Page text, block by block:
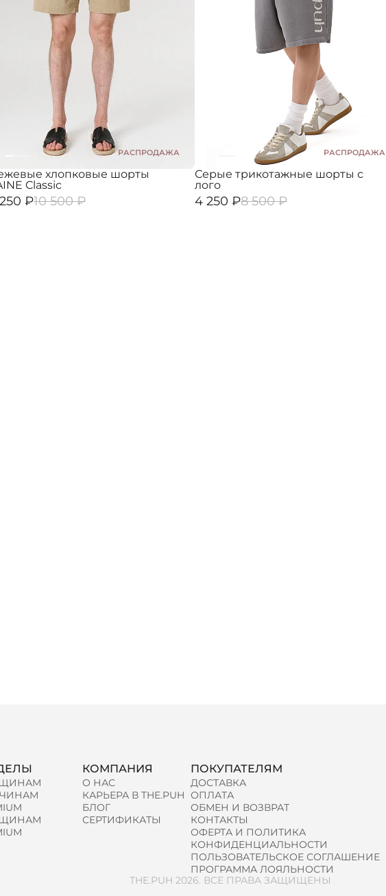
РАСПРОДАЖА
хлопковые шорты
Classic
₽10 500 ₽
РАСПРОДАЖА
Серые трикотажные шорты с
лого
4 250 ₽8 500 ₽
КОМПАНИЯ
О НАС
КАРЬЕРА В THE.PUH
БЛОГ
СЕРТИФИКАТЫ
ПОКУПАТЕЛЯМ
ДОСТАВКА
ОПЛАТА
ОБМЕН И ВОЗВРАТ
КОНТАКТЫ
ОФЕРТА И ПОЛИТИКА
КОНФИДЕНЦИАЛЬНОСТИ
ПОЛЬЗОВАТЕЛЬСКОЕ СОГЛАШЕНИЕ
ПРОГРАММА ЛОЯЛЬНОСТИ
THE.PUH 2026. ВСЕ ПРАВА ЗАЩИЩЕНЫ